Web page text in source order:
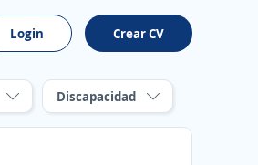
Login Crear CV
Discapacidad